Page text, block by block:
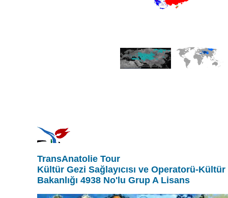
TransAnatolie Tour
Kültür Gezi Sağlayıcısı ve Operatorü-
Bakanlığı 4938 No'lu Grup A Lisans